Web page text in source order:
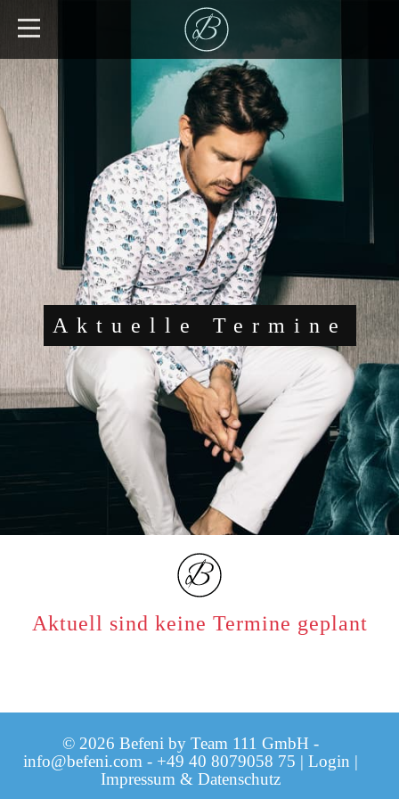
Aktuelle Termine
Aktuell sind keine Termine geplant
© 2026 Befeni by Team 111 GmbH -
info@befeni.com - +49 40 8079058 75 | Login |
Impressum & Datenschutz